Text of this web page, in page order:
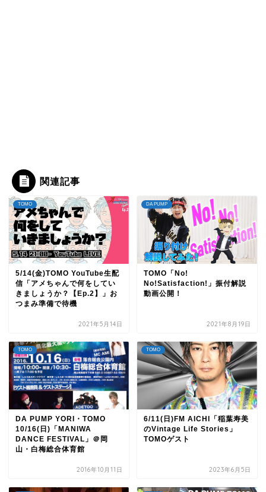
関連記事
TOMO
5/14(金)TOMO YouTube生配
信「アメちゃんで何をしてい
きましょうか？【Ep.2】」お
つまみ準備で待機
2021年5月14日
DA PUMP
TOMO「No!
No!Satisfaction!」振付解説
動画公開！
2021年8月19日
TOMO
DA PUMP YORI・TOMO
10/16(日)「MANIWA
DANCE FESTIVAL」＠岡
山・白梅総合体育館
2016年10月11日
TOMO
6/11(日)FM AICHI「稲葉寿美
のVintage Life Stories」
TOMOゲスト
2023年6月5日